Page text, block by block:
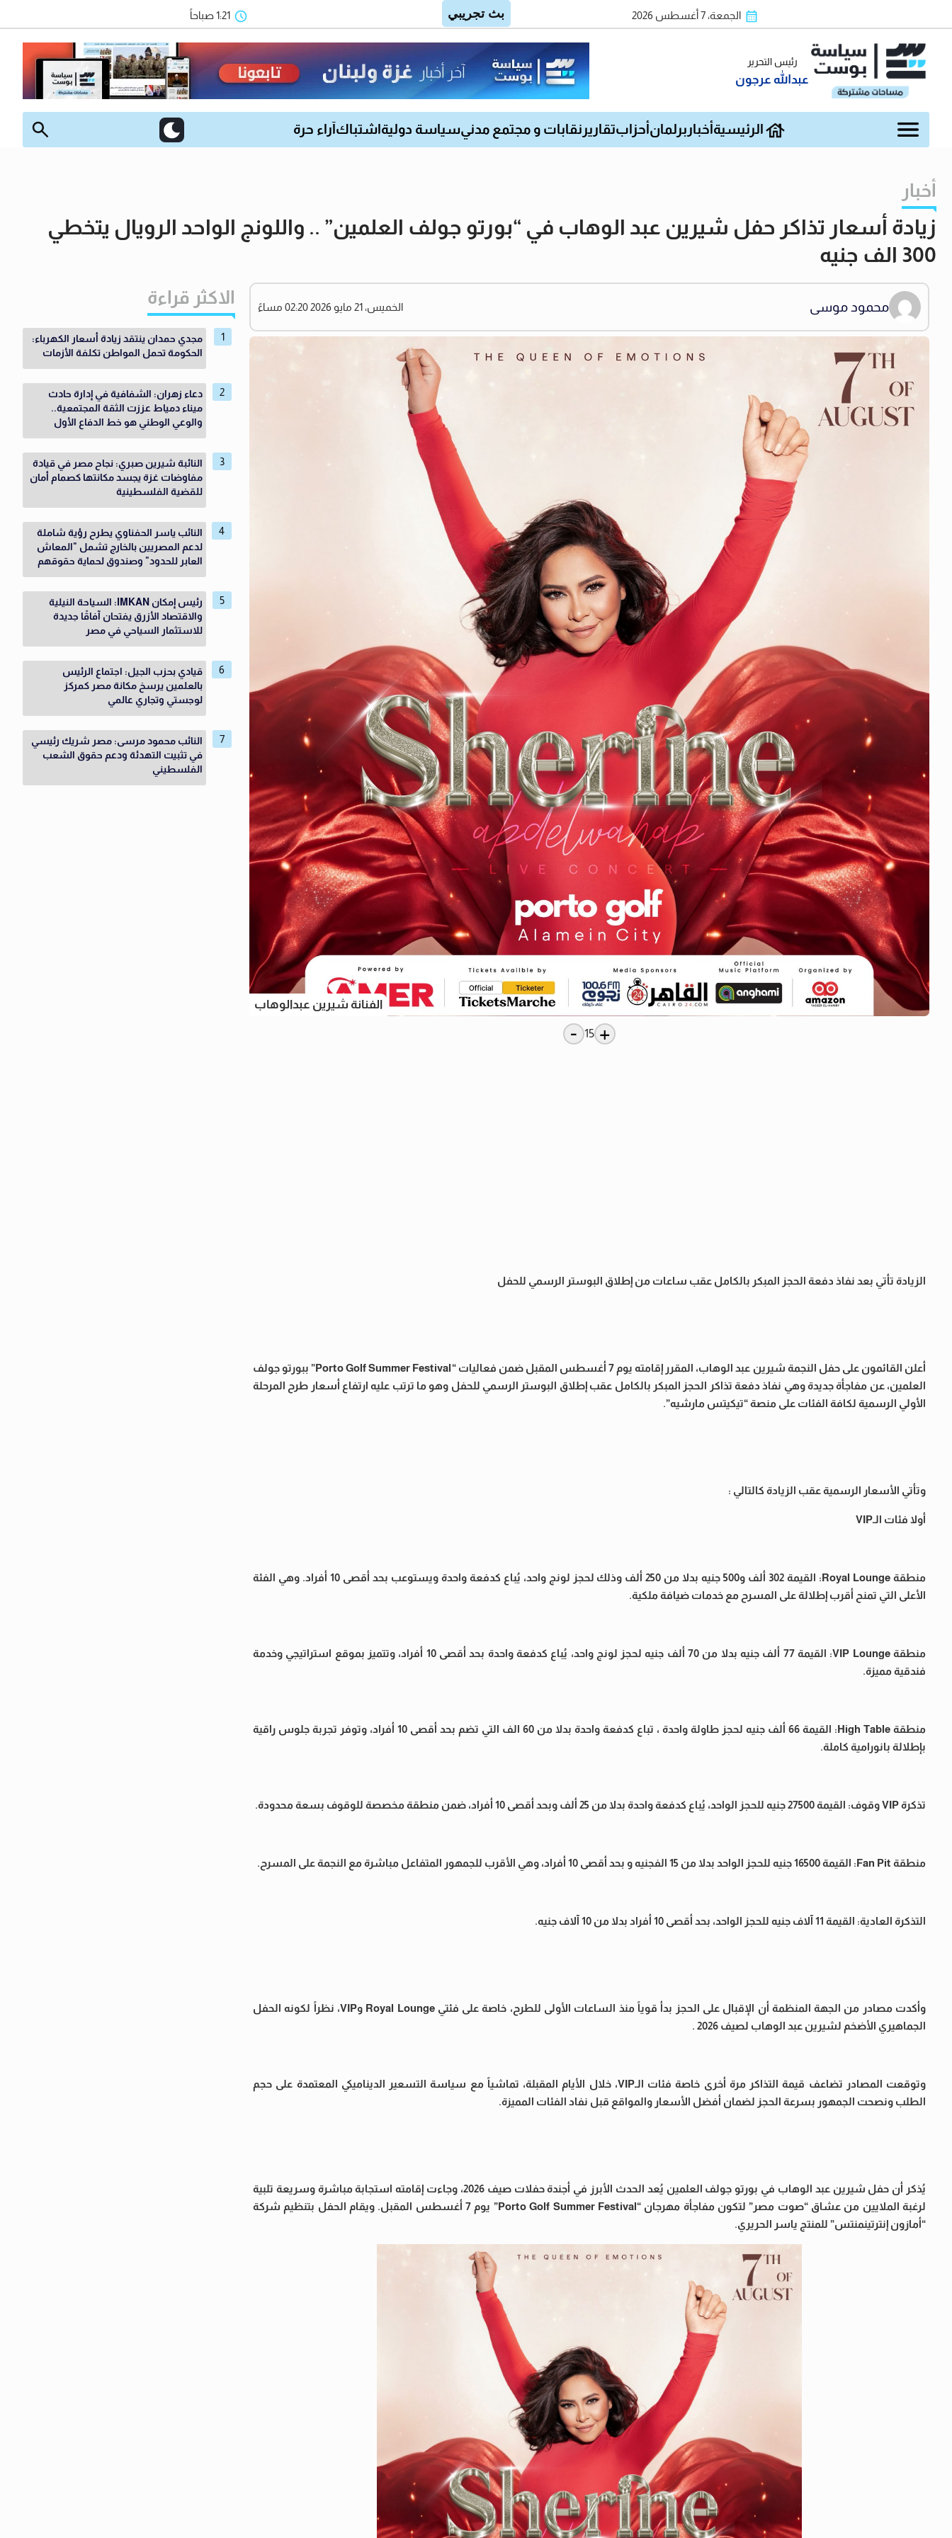
الجمعة، 7 أغسطس 2026 1:21 صباحاً
رئيس التحرير
عبدالله عرجون
الرئيسية أخبار برلمان أحزابتقارير نقابات و مجتمع مدنيسياسة دولية اشتباك آراء حرة
أخبار
زيادة أسعار تذاكر حفل شيرين عبد الوهاب في “بورتو جولف العلمين” .. واللونج الواحد الرويال يتخطي
300 الف جنيه
محمود موسى الخميس، 21 مايو 2026 02:20 مساءً
الفنانة شيرين عبدالوهاب
+
15
-
الزيادة تأتي بعد نفاذ دفعة الحجز المبكر بالكامل عقب ساعات من إطلاق البوستر الرسمي للحفل
أعلن القائمون على حفل النجمة شيرين عبد الوهاب، المقرر إقامته يوم 7 أغسطس المقبل ضمن فعاليات “Porto Golf Summer Festival” ببورتو جولف
العلمين، عن مفاجأة جديدة وهي نفاذ دفعة تذاكر الحجز المبكر بالكامل عقب إطلاق البوستر الرسمي للحفل وهو ما ترتب عليه ارتفاع أسعار طرح المرحلة
الأولي الرسمية لكافة الفئات على منصة “تيكيتس مارشيه”.
وتأتي الأسعار الرسمية عقب الزيادة كالتالي :
أولا فئات الـVIP
منطقة Royal Lounge: القيمة 302 ألف و500 جنيه بدلا من 250 ألف وذلك لحجز لونج واحد، يُباع كدفعة واحدة ويستوعب بحد أقصى 10 أفراد. وهي الفئة
الأعلى التي تمنح أقرب إطلالة على المسرح مع خدمات ضيافة ملكية.
منطقة VIP Lounge: القيمة 77 ألف جنيه بدلا من 70 ألف جنيه لحجز لونج واحد، يُباع كدفعة واحدة بحد أقصى 10 أفراد، وتتميز بموقع استراتيجي وخدمة
فندقية مميزة.
منطقة High Table: القيمة 66 ألف جنيه لحجز طاولة واحدة ، تباع كدفعة واحدة بدلا من 60 الف التي تضم بحد أقصى 10 أفراد، وتوفر تجربة جلوس راقية
بإطلالة بانورامية كاملة.
تذكرة VIP وقوف: القيمة 27500 جنيه للحجز الواحد، يُباع كدفعة واحدة بدلا من 25 ألف وبحد أقصى 10 أفراد، ضمن منطقة مخصصة للوقوف بسعة محدودة.
منطقة Fan Pit: القيمة 16500 جنيه للحجز الواحد بدلا من 15 الفجنيه و بحد أقصى 10 أفراد، وهي الأقرب للجمهور المتفاعل مباشرة مع النجمة على المسرح.
التذكرة العادية: القيمة 11 آلاف جنيه للحجز الواحد، بحد أقصى 10 أفراد بدلا من 10 آلاف جنيه.
وأكدت مصادر من الجهة المنظمة أن الإقبال على الحجز بدأ قوياً منذ الساعات الأولى للطرح، خاصة على فئتي Royal Lounge وVIP، نظراً لكونه الحفل
الجماهيري الأضخم لشيرين عبد الوهاب لصيف 2026 .
وتوقعت المصادر تضاعف قيمة التذاكر مرة أخرى خاصة فئات الـVIP، خلال الأيام المقبلة، تماشياً مع سياسة التسعير الديناميكي المعتمدة على حجم
الطلب ونصحت الجمهور بسرعة الحجز لضمان أفضل الأسعار والمواقع قبل نفاد الفئات المميزة.
يُذكر أن حفل شيرين عبد الوهاب في بورتو جولف العلمين يُعد الحدث الأبرز في أجندة حفلات صيف 2026، وجاءت إقامته استجابة مباشرة وسريعة تلبية
لرغبة الملايين من عشاق “صوت مصر” لتكون مفاجأة مهرجان “Porto Golf Summer Festival” يوم 7 أغسطس المقبل. ويقام الحفل بتنظيم شركة
“أمازون إنترتينمنتس” للمنتج ياسر الحريري.
الاكثر قراءة
مجدي حمدان ينتقد زيادة أسعار الكهرباء:
الحكومة تحمل المواطن تكلفة الأزمات
دعاء زهران: الشفافية في إدارة حادث
ميناء دمياط عززت الثقة المجتمعية..
والوعي الوطني هو خط الدفاع الأول
النائبة شيرين صبري: نجاح مصر في قيادة
مفاوضات غزة يجسد مكانتها كصمام أمان
للقضية الفلسطينية
النائب ياسر الحفناوي يطرح رؤية شاملة
لدعم المصريين بالخارج تشمل "المعاش
العابر للحدود" وصندوق لحماية حقوقهم
رئيس إمكان IMKAN: السياحة النيلية
والاقتصاد الأزرق يفتحان آفاقًا جديدة
للاستثمار السياحي في مصر
قيادي بحزب الجيل: اجتماع الرئيس
بالعلمين يرسخ مكانة مصر كمركز
لوجستي وتجاري عالمي
النائب محمود مرسى: مصر شريك رئيسي
في تثبيت التهدئة ودعم حقوق الشعب
الفلسطيني